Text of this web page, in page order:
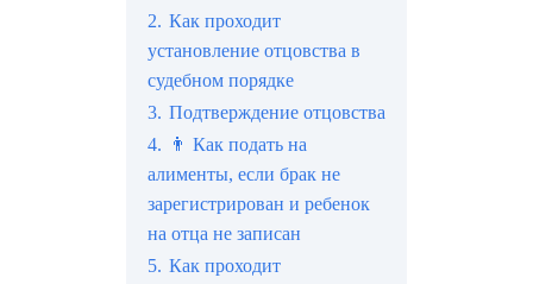
2. Как проходит
установление отцовства в
судебном порядке
3. Подтверждение отцовства
4.
👨 Как подать на
алименты, если брак не
зарегистрирован и ребенок
на отца не записан
5. Как проходит